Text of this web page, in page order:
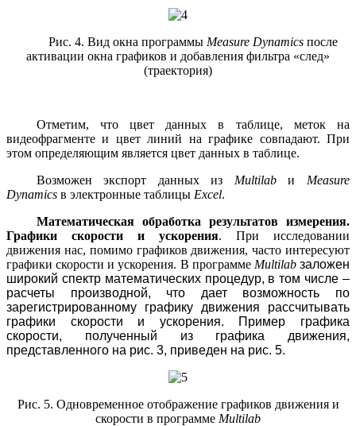
Рис. 4. Вид окна программы Measure Dynamicsпосле
активации окна графиков и добавления фильтра «след»
(траектория)
Отметим, что цвет данных в таблице, меток на
видеофрагменте и цвет линий на графике совпадают. При
этом определяющим является цвет данных в таблице.
Возможен экспорт данных из Multilabи Measure
Dynamics в электронные таблицы Excel.
Математическая обработка результатов измерения.
Графики скорости и ускорения. При исследовании
движения нас, помимо графиков движения, часто интересуют
графики скорости и ускорения. В программе Multilabзаложен
широкий спектр математических процедур, в том числе –
расчеты производной, что дает возможность по
зарегистрированному графику движения рассчитывать
графики скорости и ускорения. Пример графика
скорости, полученный из графика движения,
представленного на рис. 3, приведен на рис. 5.
Рис. 5. Одновременное отображение графиков движения и
скорости в программе Multilab